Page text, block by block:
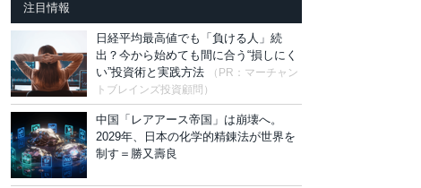
注目情報
日経平均最高値でも「負ける人」続
出？今から始めても間に合う“損しにく
い”投資術と実践方法
（PR：マーチャン
トブレインズ投資顧問）
中国「レアアース帝国」は崩壊へ。
2029年、日本の化学的精錬法が世界を
制す＝勝又壽良